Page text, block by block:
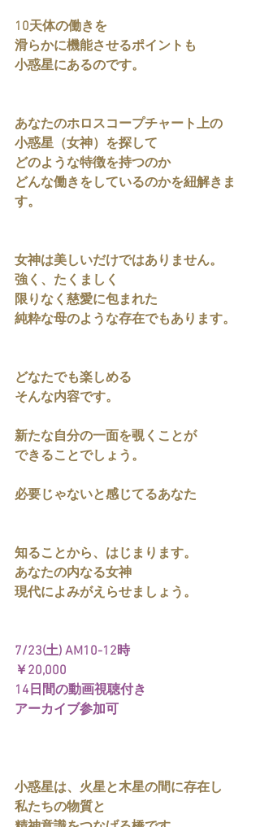
10天体の働きを
滑らかに機能させるポイントも
小惑星にあるのです。
あなたのホロスコープチャート上の
小惑星（女神）を探して
どのような特徴を持つのか
どんな働きをしているのかを紐解きま
す。
女神は美しいだけではありません。
強く、たくましく
限りなく慈愛に包まれた
純粋な母のような存在でもあります。
どなたでも楽しめる
そんな内容です。
新たな自分の一面を覗くことが
できることでしょう。
必要じゃないと感じてるあなた
知ることから、はじまります。
あなたの内なる女神
現代によみがえらせましょう。
7/23(土) AM10-12時
￥20,000
14日間の動画視聴付き
アーカイブ参加可
小惑星は、火星と木星の間に存在し
私たちの物質と